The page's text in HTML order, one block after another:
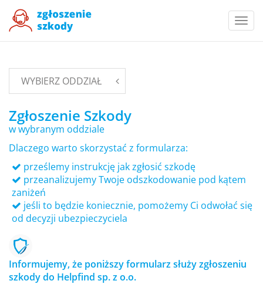
WYBIERZ ODDZIAŁ
Zgłoszenie Szkody
w wybranym oddziale
Dlaczego warto skorzystać z formularza:
prześlemy instrukcję jak zgłosić szkodę
przeanalizujemy Twoje odszkodowanie pod kątem
zaniżeń
jeśli to będzie koniecznie, pomożemy Ci odwołać się
od decyzji ubezpieczyciela
Informujemy, że poniższy formularz służy zgłoszeniu
szkody do Helpfind sp. z o.o.